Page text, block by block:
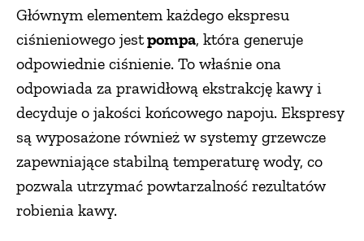
Głównym elementem każdego ekspresu
ciśnieniowego jestpompa, która generuje
odpowiednie ciśnienie. To właśnie ona
odpowiada za prawidłową ekstrakcję kawy i
decyduje o jakości końcowego napoju. Ekspresy
są wyposażone również w systemy grzewcze
zapewniające stabilną temperaturę wody, co
pozwala utrzymać powtarzalność rezultatów
robienia kawy.
DANIA GŁÓWNE
CIASTA I DESERY
DODATKI